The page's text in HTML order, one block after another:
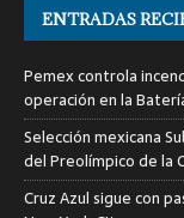
ENTRADAS
Pemex controla
operación en la
Selección mexicana
del Preolímpico de la
Cruz Azul sigue con